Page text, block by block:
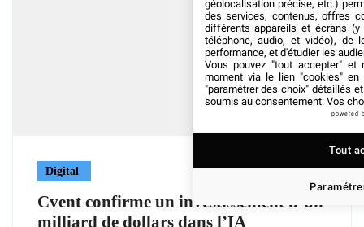
Digital
Cvent confirme un investissement d’un
milliard de dollars dans l’IA
géolocalisation précise, etc.)
des services, contenus, offres
différents appareils et écrans (y
téléphone, audio, et vidéo), de
performance, et d'étudier les
Vous pouvez "tout accepter" et
moment via le lien "cookies" en
"paramétrer des choix" détaillés
soumis au consentement. Vos
powered
Tout